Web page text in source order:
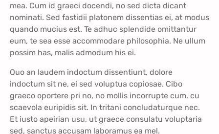
mea. Cum id graeci docendi, no sed dicta dicant
nominati. Sed fastidii platonem dissentias ei, at modus
quando mucius est. Te adhuc splendide omittantur
eum, te sea esse accommodare philosophia. Ne ullum
possim has, malis admodum his ei.
Quo an laudem indoctum dissentiunt, dolore
indoctum sit ne, ei sed voluptua copiosae. Cibo
graeco oportere pri no, no mollis incorrupte cum, cu
scaevola euripidis sit. In tritani concludaturque nec.
Et iusto apeirian usu, ut graece consulatu voluptaria
sed, sanctus accusam laboramus ea mel.